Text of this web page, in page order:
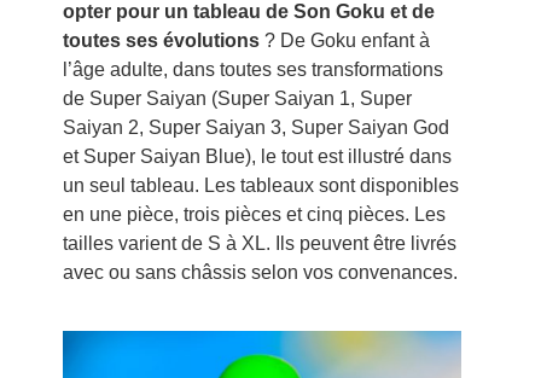
opter pour un tableau de Son Goku et de
toutes ses évolutions? De Goku enfant à
l’âge adulte, dans toutes ses transformations
de Super Saiyan (Super Saiyan 1, Super
Saiyan 2, Super Saiyan 3, Super Saiyan God
et Super Saiyan Blue), le tout est illustré dans
un seul tableau. Les tableaux sont disponibles
en une pièce, trois pièces et cinq pièces. Les
tailles varient de S à XL. Ils peuvent être livrés
avec ou sans châssis selon vos convenances.